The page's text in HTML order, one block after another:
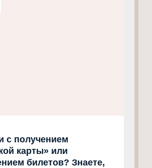
с получением
карты» или
билетов? Знаете,